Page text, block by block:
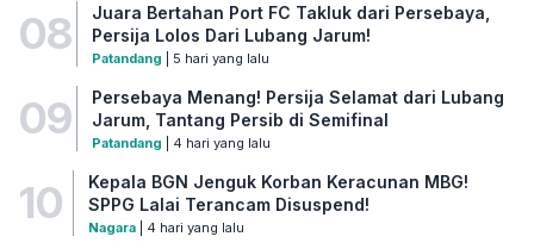
08
Juara Bertahan Port FC Takluk dari Persebaya,
Persija Lolos Dari Lubang Jarum!
Patandang | 5 hari yang lalu
09
Persebaya Menang! Persija Selamat dari Lubang
Jarum, Tantang Persib di Semifinal
Patandang | 4 hari yang lalu
10
Kepala BGN Jenguk Korban Keracunan MBG!
SPPG Lalai Terancam Disuspend!
Nagara| 4 hari yang lalu